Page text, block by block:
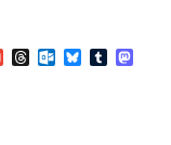
GmailThreadsOutlook.com
BlueskyTumblr